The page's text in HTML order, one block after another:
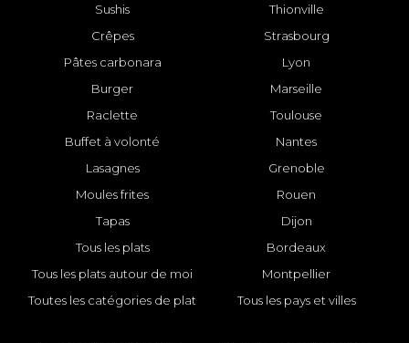
Sushis
Crêpes
Pâtes carbonara
Burger
Raclette
Buffet à volonté
Lasagnes
Moules frites
Tapas
Tous les plats
Tous les plats autour de moi
Toutes les catégories de plat
Thionville
Strasbourg
Lyon
Marseille
Toulouse
Nantes
Grenoble
Rouen
Dijon
Bordeaux
Montpellier
Tous les pays et villes